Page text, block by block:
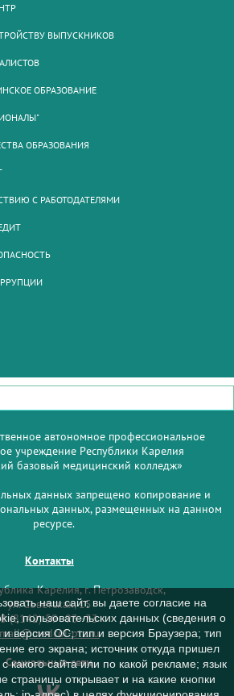
ВЫПУСКНИКОВ
ОБРАЗОВАНИЕ
ОБРАЗОВАНИЯ
С РАБОТОДАТЕЛЯМИ
автономное профессиональное
учреждение Республики Карелия
базовый медицинский колледж»
данных запрещено копирование и
данных, размещенных на данном
ресурсе.
Контакты
Карелия, г. Петрозаводск,
ул. Советская, 15
8 (8142) 59–93–33
ptz.ru
Социальные сети
наш сайт, вы даете согласие на
пользовательских данных (сведения о
версия ОС; тип и версия Браузера; тип
его экрана; источник откуда пришел
какого сайта или по какой рекламе; язык
страницы открывает и на какие кнопки